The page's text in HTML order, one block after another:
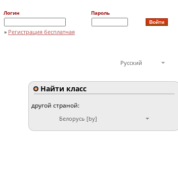
Логин Пароль
» Регистрация бесплатная
Русский
Найти класс
другой страной:
Белорусь [by]